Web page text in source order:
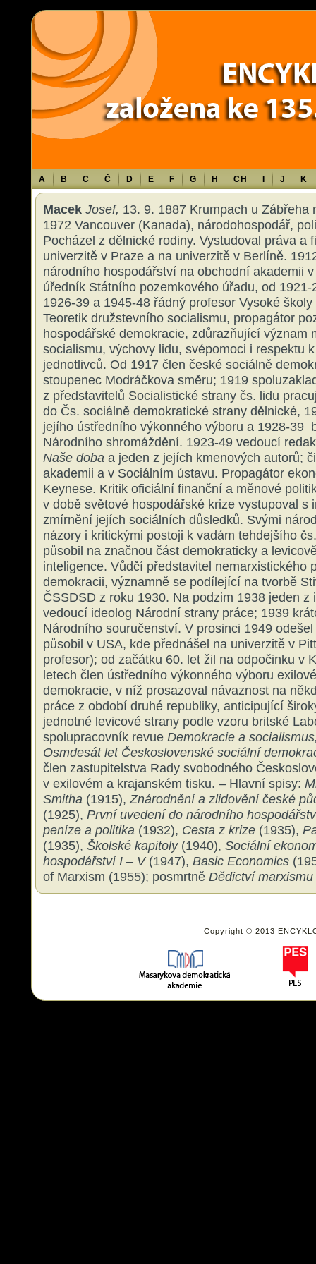
Warning: Use of undefined constant TXT - assumed 'TXT' (this will throw
content/themes/sablona/functions.php
A B C Č D E F G H CH J K
Macek Josef, 13. 9. 1887 Krumpach u Zábřeha
1972 Vancouver (Kanada), národohospodář,
Pocházel z dělnické rodiny. Vystudoval práva a
univerzitě v Praze a na univerzitě v Berlíně.
národního hospodářství na obchodní akademii
úředník Státního pozemkového úřadu, od
1926-39 a 1945-48 řádný profesor Vysoké
Teoretik družstevního socialismu, propagátor
hospodářské demokracie, zdůrazňující význam
socialismu, výchovy lidu, svépomoci i respektu
jednotlivců. Od 1917 člen české sociálně
stoupenec Modráčkova směru; 1919
z představitelů Socialistické strany čs. lidu
do Čs. sociálně demokratické strany dělnické,
jejího ústředního výkonného výboru a 1928-39
Národního shromáždění. 1923-49 vedoucí
Naše doba a jeden z jejích kmenových autorů;
akademii a v Sociálním ústavu. Propagátor
Keynese. Kritik oficiální finanční a měnové
v době světové hospodářské krize vystupoval s
zmírnění jejích sociálních důsledků. Svými
názory i kritickými postoji k vadám tehdejšího
působil na značnou část demokraticky a
inteligence. Vůdčí představitel nemarxistického
demokracii, významně se podílející na tvorbě
ČSSDSD z roku 1930. Na podzim 1938 jeden z
vedoucí ideolog Národní strany práce; 1939
Národního souručenství. V prosinci 1949
působil v USA, kde přednášel na univerzitě v
profesor); od začátku 60. let žil na odpočinku v
letech člen ústředního výkonného výboru
demokracie, v níž prosazoval návaznost na
práce z období druhé republiky, anticipující
jednotné levicové strany podle vzoru britské
spolupracovník revue Demokracie a
Osmdesát let Československé sociální
člen zastupitelstva Rady svobodného
v exilovém a krajanském tisku. – Hlavní spisy:
Smitha (1915), Znárodnění a zlidovění české
(1925), První uvedení do národního
peníze a politika (1932), Cesta z krize (1935),
(1935), Školské kapitoly (1940), Sociální
hospodářství I – V(1947), Basic Economics
of Marxism (1955); posmrtně Dědictví marxismu
Copyright © 2013